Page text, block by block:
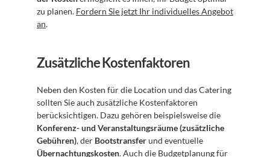
zu planen. Fordern Sie jetzt Ihr individuelles Angebot
an.
Zusätzliche Kostenfaktoren
Neben den Kosten für die Location und das Catering
sollten Sie auch zusätzliche Kostenfaktoren
Konferenz- und Veranstaltungsräume (zusätzliche
Gebühren), der Bootstransfer
Übernachtungskosten. Auch die Budgetplanung für